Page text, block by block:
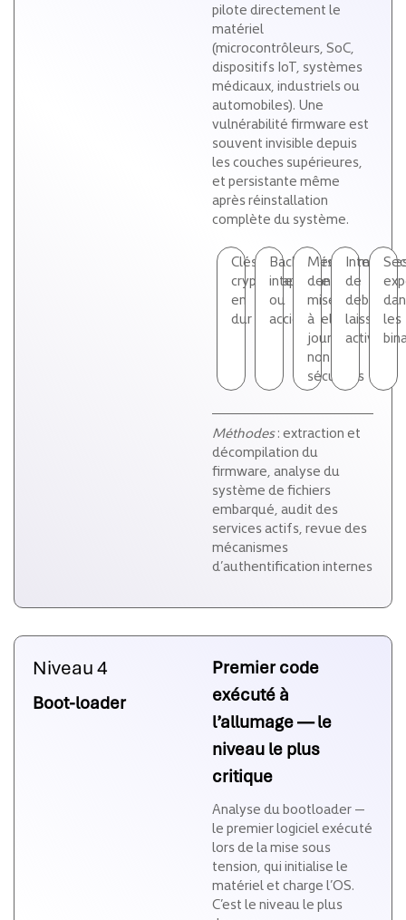
pilote directement le
matériel
(microcontrôleurs, SoC,
dispositifs IoT, systèmes
médicaux, industriels ou
automobiles). Une
vulnérabilité firmware est
souvent invisible depuis
les couches supérieures,
et persistante même
après réinstallation
complète du système.
Clés
cryptographiques
en
dur
Backdoors
intentionnelles
ou
accidentelles
Mécanismes
de
mise
à
jour
non
sécurisés
de
debug
laissées
actives
les
Méthodes: extraction et
décompilation du
firmware, analyse du
système de fichiers
embarqué, audit des
services actifs, revue des
mécanismes
d’authentification internes
Niveau 4
Boot-loader
Premier code
exécuté à
l’allumage — le
niveau le plus
critique
Analyse du bootloader —
le premier logiciel exécuté
lors de la mise sous
tension, qui initialise le
matériel et charge l’OS.
C’est le niveau le plus